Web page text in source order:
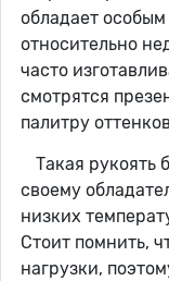
обладает
относительно
часто
смотрятся
палитру
Такая рукоять
своему
низких
Стоит помнить,
нагрузки,